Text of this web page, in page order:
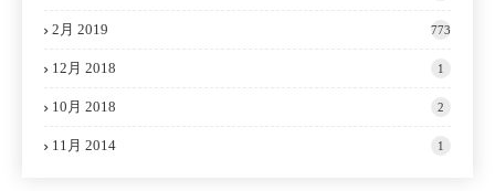
2月 2019 773
12月 2018 1
10月 2018 2
11月 2014 1